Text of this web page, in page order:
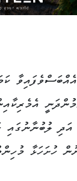
އަދި
ހުށަހަޅާ